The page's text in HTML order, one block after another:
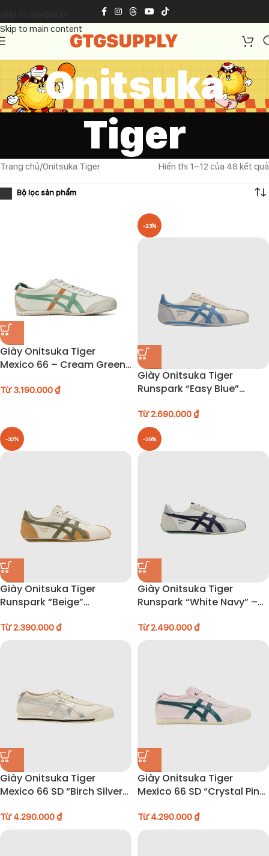
Skip to main content
Onitsuka
Tiger
Trang chủ Onitsuka Tiger Hiển thị 1–12 của 48 kết quả
Giày Onitsuka Tiger
Mexico 66 – Cream Green
Từ3.190.000₫
-23%
Giày Onitsuka Tiger
Runspark “Easy Blue”
Từ2.690.000₫
-32%
Giày Onitsuka Tiger
Runspark “Beige”
Từ2.390.000₫
-29%
Giày Onitsuka Tiger
Runspark “White Navy” –
Từ2.490.000₫
Giày Onitsuka Tiger
Mexico 66 SD “Birch Silver”
Từ4.290.000₫
Giày Onitsuka Tiger
Mexico 66 SD “Crystal Pink
700
Từ4.290.000₫